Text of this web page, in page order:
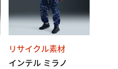
リサイクル素材
インテル ミラノ